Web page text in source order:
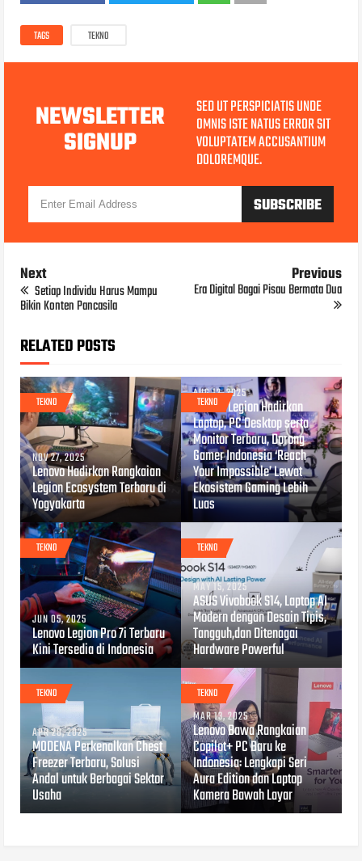
TAGS TEKNO
NEWSLETTER
SIGNUP
SED UT PERSPICIATIS UNDE
OMNIS ISTE NATUS ERROR SIT
VOLUPTATEM ACCUSANTIUM
DOLOREMQUE.
Next
Setiap Individu Harus Mampu
Bikin Konten Pancasila
Previous
Era Digital Bagai Pisau Bermata Dua
RELATED POSTS
TEKNO
NOV 27, 2025
Lenovo Hadirkan Rangkaian
Legion Ecosystem Terbaru di
Yogyakarta
TEKNO
AUG 12, 2025
Lenovo Legion Hadirkan
Laptop, PC Desktop serta
Monitor Terbaru, Dorong
Gamer Indonesia ‘Reach
Your Impossible’ Lewat
Ekosistem Gaming Lebih
Luas
TEKNO
JUN 05, 2025
Lenovo Legion Pro 7i Terbaru
Kini Tersedia di Indonesia
TEKNO
MAY 15, 2025
ASUS Vivobook S14, Laptop AI
Modern dengan Desain Tipis,
Tangguh,dan Ditenagai
Hardware Powerful
TEKNO
APR 28, 2025
MODENA Perkenalkan Chest
Freezer Terbaru, Solusi
Andal untuk Berbagai Sektor
Usaha
TEKNO
MAR 13, 2025
Lenovo Bawa Rangkaian
Copilot+ PC Baru ke
Indonesia: Lengkapi Seri
Aura Edition dan Laptop
Kamera Bawah Layar